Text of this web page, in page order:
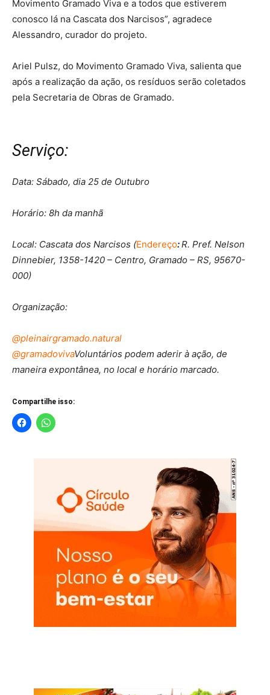
Movimento Gramado Viva e a todos que estiverem
conosco lá na Cascata dos Narcisos”, agradece
Alessandro, curador do projeto.
Ariel Pulsz, do Movimento Gramado Viva, salienta que
após a realização da ação, os resíduos serão coletados
pela Secretaria de Obras de Gramado.
Serviço:
Data: Sábado, dia 25 de Outubro
Horário: 8h da manhã
Local: Cascata dos Narcisos (Endereço:R. Pref. Nelson
Dinnebier, 1358-1420 – Centro, Gramado – RS, 95670-
000)
Organização:
@pleinairgramado.natural
@gramadovivaVoluntários podem aderir à ação, de
maneira expontânea, no local e horário marcado.
Compartilhe isso: